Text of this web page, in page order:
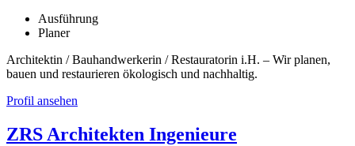
Ausführung
Planer
Architektin / Bauhandwerkerin / Restauratorin i.H. – Wir planen,
bauen und restaurieren ökologisch und nachhaltig.
Profil ansehen
ZRS Architekten Ingenieure